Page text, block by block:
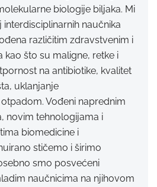
biologije biljaka. Mi
naučnika
različitim zdravstvenim i
kao što su maligne, retke i
na antibiotike, kvalitet
uklanjanje
Vođeni naprednim
novim tehnologijama i
biomedicine i
stičemo i širimo
smo posvećeni
naučnicima na njihovom